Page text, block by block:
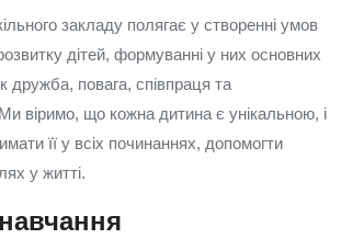
закладу полягає у створенні умов
дітей, формуванні у них основних
дружба, повага, співпраця та
Ми віримо, що кожна дитина є унікальною, і
її у всіх починаннях, допомогти
у житті.